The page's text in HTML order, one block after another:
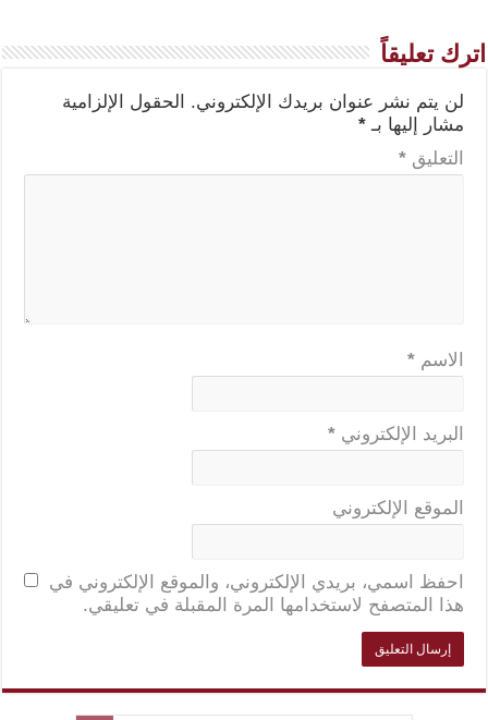
اترك تعليقاً
لن يتم نشر عنوان بريدك الإلكتروني.
الحقول الإلزامية
مشار إليها بـ *
التعليق *
الاسم *
البريد الإلكتروني *
الموقع الإلكتروني
احفظ اسمي، بريدي الإلكتروني، والموقع الإلكتروني في
هذا المتصفح لاستخدامها المرة المقبلة في تعليقي.